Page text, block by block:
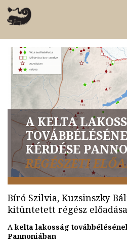
A KELTA
KÉRDÉSE
RÉGÉSZETI
Bíró Szilvia, Kuzsinszky
kitüntetett régész
Akelta lakosság
Pannoniában